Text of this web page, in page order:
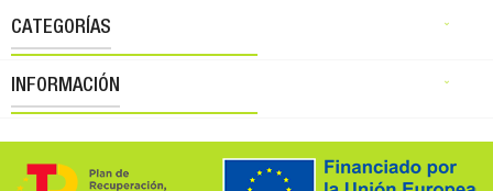
CATEGORÍAS 
INFORMACIÓN 